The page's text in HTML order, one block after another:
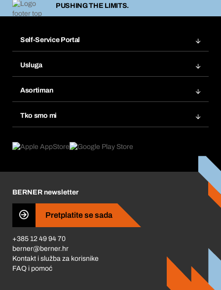
PUSHING THE LIMITS.
Self-Service Portal
Popisi želja
Ponovno naručivanje
Pretplate
Usluga
Tražitelji proizvoda
Asortiman
Tko smo mi
Što nas pokreće
Business Conduct
BERNER newsletter
Pretplatite se sada
+385 12 49 94 70
berner@berner.hr
Kontakt i služba za korisnike
FAQ i pomoć